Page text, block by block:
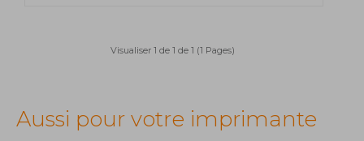
Visualiser 1 de 1 de 1 (1 Pages)
Aussi pour votre imprimante